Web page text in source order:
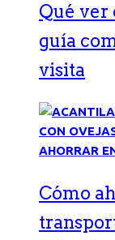
Qué ver
guía
visita
Cómo